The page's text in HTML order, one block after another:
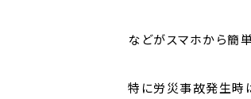
などがスマホから簡
特に労災事故発生時